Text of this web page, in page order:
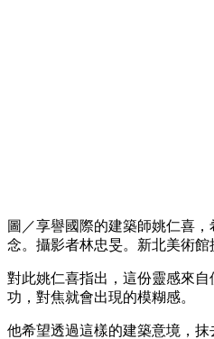
圖／享譽國際的建築師姚仁喜
念。攝影者林忠旻。新北美術館
對此姚仁喜指出，這份靈感來
功，對焦就會出現的模糊感。
他希望透過這樣的建築意境，